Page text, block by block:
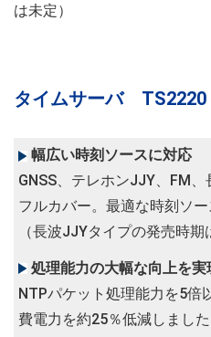
は未定）
タイムサーバ TS2220
幅広い時刻ソースに対応
GNSS、テレホンJJY、FM
フルカバー。最適な時刻ソー
（長波JJYタイプの発売時期
処理能力の大幅な向上を実
NTPパケット処理能力を5倍
費電力を約25％低減しました